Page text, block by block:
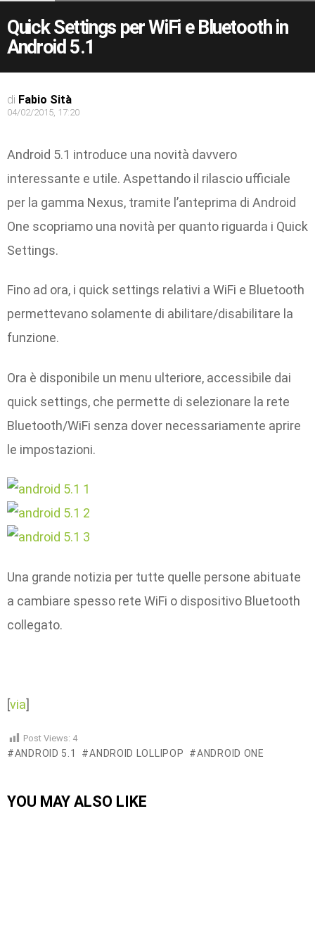
Quick Settings per WiFi e Bluetooth in
Android 5.1
di Fabio Sità
04/02/2015, 17:20
Android 5.1 introduce una novità davvero
interessante e utile. Aspettando il rilascio ufficiale
per la gamma Nexus, tramite l’anteprima di Android
One scopriamo una novità per quanto riguarda i Quick
Settings.
Fino ad ora, i quick settings relativi a WiFi e Bluetooth
permettevano solamente di abilitare/disabilitare la
funzione.
Ora è disponibile un menu ulteriore, accessibile dai
quick settings, che permette di selezionare la rete
Bluetooth/WiFi senza dover necessariamente aprire
le impostazioni.
Una grande notizia per tutte quelle persone abituate
a cambiare spesso rete WiFi o dispositivo Bluetooth
collegato.
[via]
Post Views: 4
ANDROID 5.1 ANDROID LOLLIPOP ANDROID ONE
YOU MAY ALSO LIKE